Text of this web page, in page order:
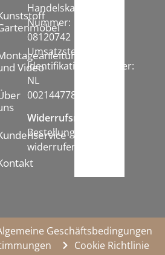
Video
Handelskammer
Nummer:
08120742
Umsatzsteuer-
Identifikationsnummer:
NL
002144778B71
Widerrufsrecht:
Bestellung
widerrufen
Geschäftsbedingungen
Cookie Richtlinie